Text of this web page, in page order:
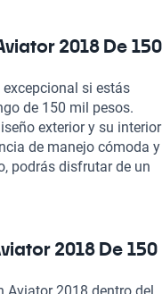
2018 De 150
si estás
de 150 mil pesos.
exterior y su interior
de manejo cómoda y
podrás disfrutar de un
avanzada que
la
Por eso, todos
Aviator 2018, son
2018 De 150